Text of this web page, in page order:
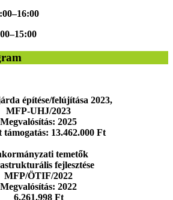
építése/felújítása 2023,
MFP-UHJ/2023
Megvalósítás: 2025
13.462.000 Ft
temetők
fejlesztése
MFP/ÖTIF/2022
Megvalósítás: 2022
6.261.998 Ft